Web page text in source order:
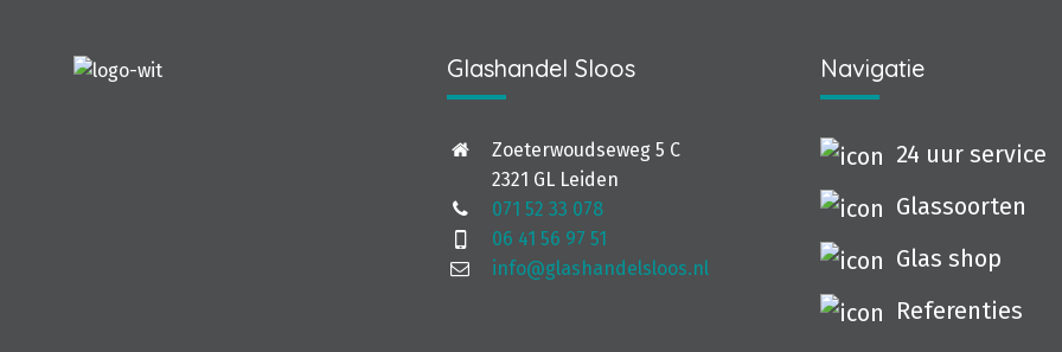
Glashandel Sloos
Zoeterwoudseweg 5 C
2321 GL Leiden
071 52 33 078
06 41 56 97 51
info@glashandelsloos.nl
Navigatie
24 uur service
Glassoorten
Glas shop
Referenties